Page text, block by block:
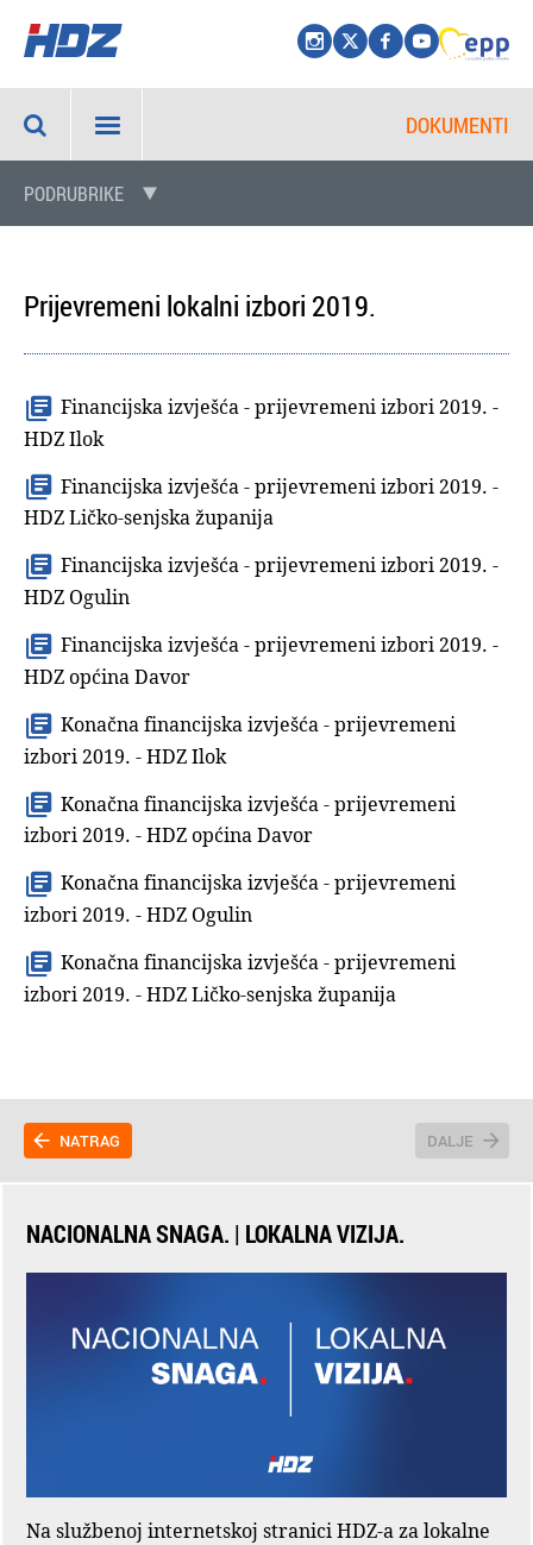
DOKUMENTI
PODRUBRIKE
Prijevremeni lokalni izbori 2019.
Financijska izvješća - prijevremeni izbori 2019. -
HDZ Ilok
Financijska izvješća - prijevremeni izbori 2019. -
HDZ Ličko-senjska županija
Financijska izvješća - prijevremeni izbori 2019. -
HDZ Ogulin
Financijska izvješća - prijevremeni izbori 2019. -
HDZ općina Davor
Konačna financijska izvješća - prijevremeni
izbori 2019. - HDZ Ilok
Konačna financijska izvješća - prijevremeni
izbori 2019. - HDZ općina Davor
Konačna financijska izvješća - prijevremeni
izbori 2019. - HDZ Ogulin
Konačna financijska izvješća - prijevremeni
izbori 2019. - HDZ Ličko-senjska županija
NATRAG DALJE
NACIONALNA SNAGA. | LOKALNA VIZIJA.
Na službenoj internetskoj stranici HDZ-a za lokalne